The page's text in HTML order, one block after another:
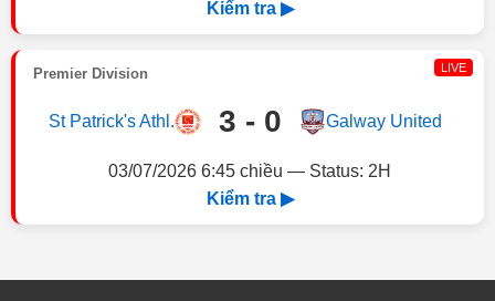
Kiểm tra ▶
Premier Division LIVE
St Patrick's Athl. 3 - 0 Galway United
03/07/2026 6:45 chiều — Status: 2H
Kiểm tra ▶